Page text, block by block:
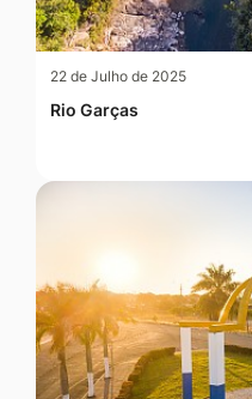
22 de Julho de 2025
Rio Garças